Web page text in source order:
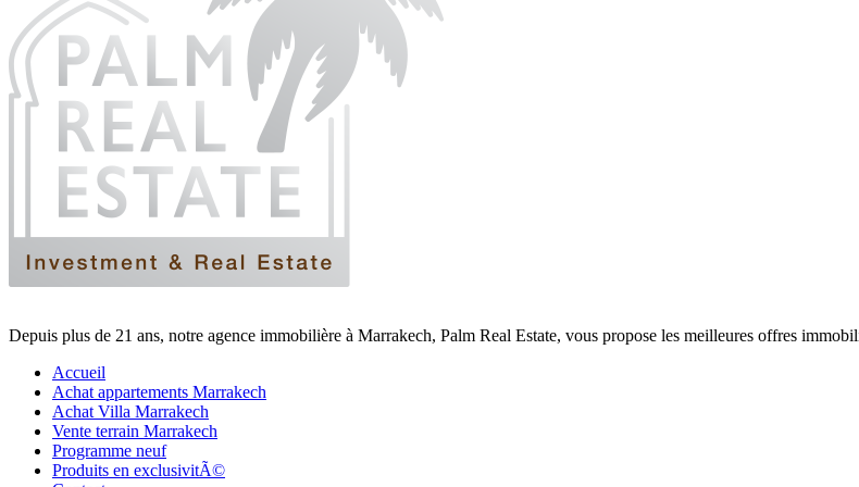
Depuis plus de 21 ans, notre agence immobilière à Marrakech, Palm Real Estate, vous propose les meilleures offres
Accueil
Achat appartements Marrakech
Achat Villa Marrakech
Vente terrain Marrakech
Programme neuf
Produits en exclusivitÃ©